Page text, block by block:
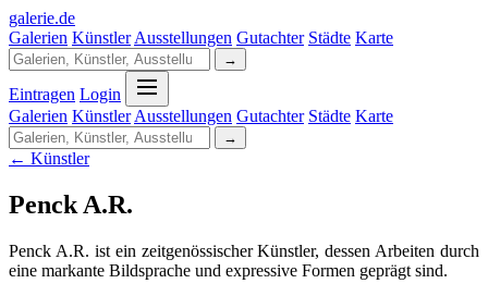
galerie.de
Galerien Künstler Ausstellungen Gutachter Städte Karte
→
Eintragen Login
Galerien Künstler Ausstellungen Gutachter Städte Karte
→
← Künstler
Penck A.R.
Penck A.R. ist ein zeitgenössischer Künstler, dessen Arbeiten durch
eine markante Bildsprache und expressive Formen geprägt sind.